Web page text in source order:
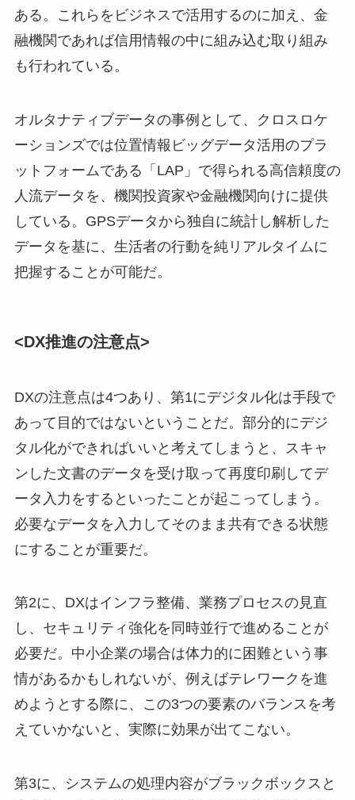
ある。これらをビジネスで活用するのに加え、金
融機関であれば信用情報の中に組み込む取り組み
も行われている。
オルタナティブデータの事例として、クロスロケ
ーションズでは位置情報ビッグデータ活用のプラ
ットフォームである「LAP」で得られる高信頼度の
人流データを、機関投資家や金融機関向けに提供
している。GPSデータから独自に統計し解析した
データを基に、生活者の行動を純リアルタイムに
把握することが可能だ。
<DX推進の注意点>
DXの注意点は4つあり、第1にデジタル化は手段で
あって目的ではないということだ。部分的にデジ
タル化ができればいいと考えてしまうと、スキャ
ンした文書のデータを受け取って再度印刷してデ
ータ入力をするといったことが起こってしまう。
必要なデータを入力してそのまま共有できる状態
にすることが重要だ。
第2に、DXはインフラ整備、業務プロセスの見直
し、セキュリティ強化を同時並行で進めることが
必要だ。中小企業の場合は体力的に困難という事
情があるかもしれないが、例えばテレワークを進
めようとする際に、この3つの要素のバランスを考
えていかないと、実際に効果が出てこない。
第3に、システムの処理内容がブラックボックスと